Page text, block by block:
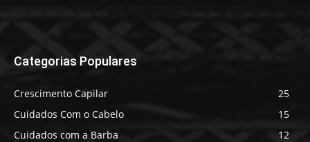
Categorias Populares
Crescimento Capilar
25
Cuidados Com o Cabelo
15
Cuidados com a Barba
12